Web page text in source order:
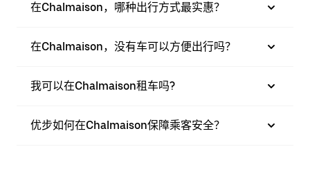
在Chalmaison，哪种出行方式最实惠？
在Chalmaison，没有车可以方便出行吗？
我可以在Chalmaison租车吗?
优步如何在Chalmaison保障乘客安全？